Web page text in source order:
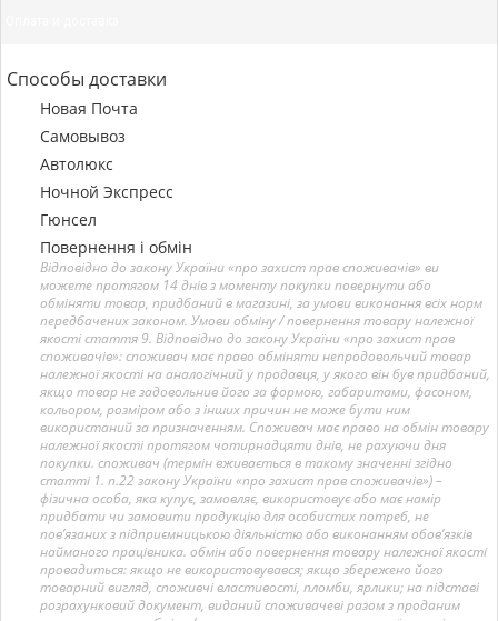
Способы доставки
Новая Почта
Самовывоз
Автолюкс
Ночной Экспресс
Гюнсел
Повернення і обмін
Відповідно до закону України «про захист прав споживачів» ви
можете протягом 14 днів з моменту покупки повернути або
обміняти товар, придбаний в магазині, за умови виконання всіх норм
передбачених законом. Умови обміну / повернення товару належної
якості стаття 9. Відповідно до закону України «про захист прав
споживачів»: споживач має право обміняти непродовольчий товар
належної якості на аналогічний у продавця, у якого він був придбаний,
якщо товар не задовольнив його за формою, габаритами, фасоном,
кольором, розміром або з інших причин не може бути ним
використаний за призначенням. Споживач має право на обмін товару
належної якості протягом чотирнадцяти днів, не рахуючи дня
покупки. споживач (термін вживається в такому значенні згідно
статті 1. п.22 закону України «про захист прав споживачів») –
фізична особа, яка купує, замовляє, використовує або має намір
придбати чи замовити продукцію для особистих потреб, не
пов’язаних з підприємницькою діяльністю або виконанням обов’язків
найманого працівника. обмін або повернення товару належної якості
провадиться: якщо не використовувався; якщо збережено його
товарний вигляд, споживчі властивості, пломби, ярлики; на підставі
розрахунковий документ, виданий споживачеві разом з проданим